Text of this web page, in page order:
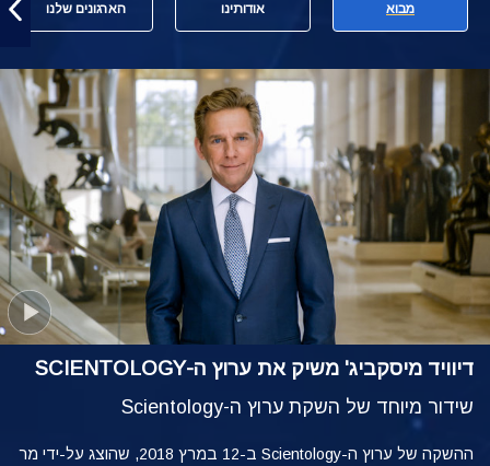
מבוא אודותינו הארגונים שלנו
דיוויד מיסקביג' משיק את ערוץ ה-SCIENTOLOGY
שידור מיוחד של השקת ערוץ ה-Scientology
ההשקה של ערוץ ה-Scientology ב-12 במרץ 2018, שהוצג על-ידי מר